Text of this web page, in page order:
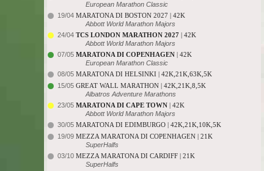
European Marathon Classic
19/04 MARATONA DI BOSTON 2027 | 42K
Abbott World Marathon Majors
24/04 TCS LONDON MARATHON 2027 | 42K
Abbott World Marathon Majors
07/05 MARATONA DI COPENHAGEN | 42K
European Marathon Classic
08/05 MARATONA DI HELSINKI | 42K,21K,63K,5K
15/05 GREAT WALL MARATHON | 42K,21K,8,5K
Albatros Adventure Marathons
23/05 MARATONA DI CAPE TOWN | 42K
Abbott World Marathon Majors
30/05 MARATONA DI EDIMBURGO | 42K,21K,10K,5K
19/09 MEZZA MARATONA DI COPENHAGEN | 21K
SuperHalfs
03/10 MEZZA MARATONA DI CARDIFF | 21K
SuperHalfs